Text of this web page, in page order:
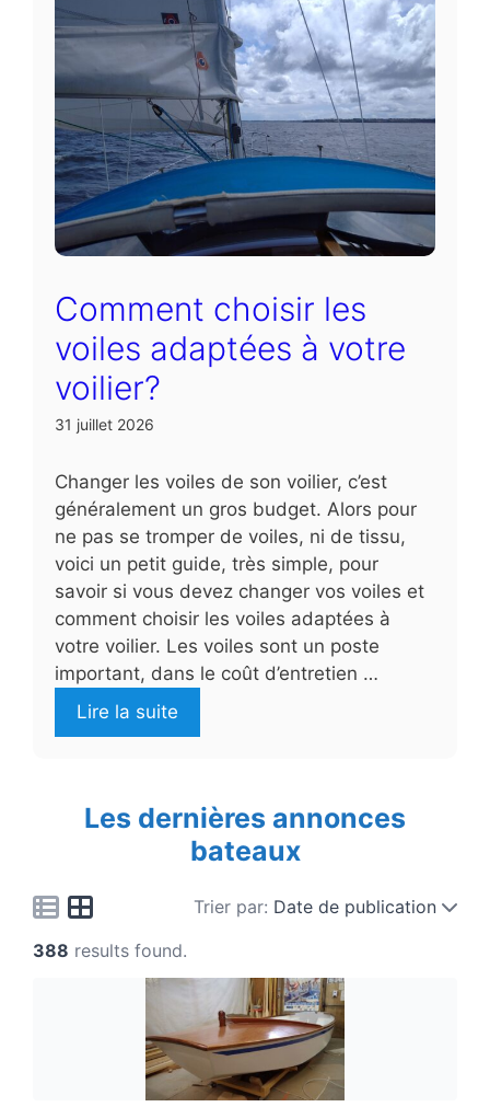
Comment choisir les
voiles adaptées à votre
voilier?
31 juillet 2026
Changer les voiles de son voilier, c’est
généralement un gros budget. Alors pour
ne pas se tromper de voiles, ni de tissu,
voici un petit guide, très simple, pour
savoir si vous devez changer vos voiles et
comment choisir les voiles adaptées à
votre voilier. Les voiles sont un poste
important, dans le coût d’entretien …
Lire la suite
Les dernières annonces
bateaux
Trier par: Date de publication
388 results found.